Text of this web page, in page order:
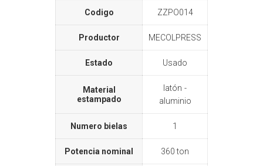
Codigo ZZPO014
Productor MECOLPRESS
Estado Usado
Material
estampado
latón
aluminio
Numero bielas 1
Potencia nominal 360 ton